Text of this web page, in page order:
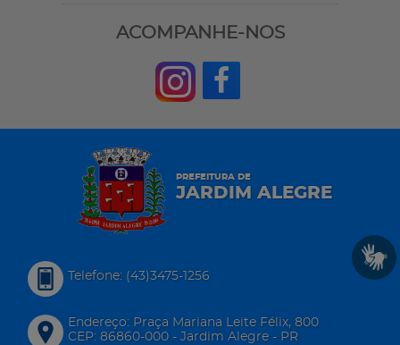
ACOMPANHE-NOS
PREFEITURA DE
JARDIM ALEGRE
Telefone: (43)3475-1256
Endereço: Praça Mariana Leite Félix, 800
CEP: 86860-000 - Jardim Alegre - PR